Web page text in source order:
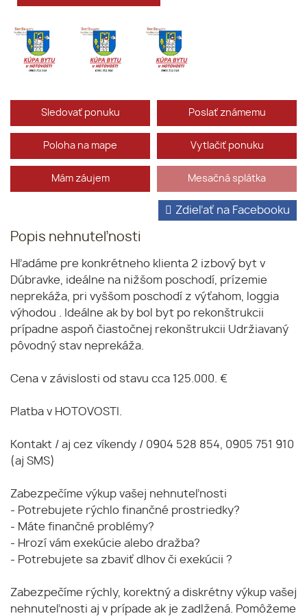
Sledovať ponuku Poslať známemu
Poloha na mape Vytlačiť ponuku
Mám záujem Mesačná splátka
Popis nehnuteľnosti
Zdieľať na Facebooku
Hľadáme pre konkrétneho klienta 2 izbový byt v
Dúbravke, ideálne na nižšom poschodí, prízemie
neprekáža, pri vyššom poschodí z výťahom, loggia
výhodou . Ideálne ak by bol byt po rekonštrukcii
prípadne aspoň čiastočnej rekonštrukcii Udržiavaný
pôvodný stav neprekáža.
Cena v závislosti od stavu cca 125.000. €
Platba v HOTOVOSTI.
Kontakt / aj cez víkendy / 0904 528 854, 0905 751 910
(aj SMS)
Zabezpečíme výkup vašej nehnuteľnosti
- Potrebujete rýchlo finančné prostriedky?
- Máte finančné problémy?
- Hrozí vám exekúcie alebo dražba?
- Potrebujete sa zbaviť dlhov či exekúcii ?
Zabezpečíme rýchly, korektný a diskrétny výkup vašej
nehnuteľnosti aj v prípade ak je zadlžená. Pomôžeme